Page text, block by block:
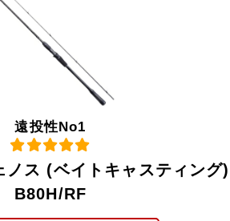
遠投性No1
ノス (ベイトキャスティング)
B80H/RF